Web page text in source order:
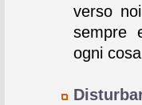
verso
sempre
ogni